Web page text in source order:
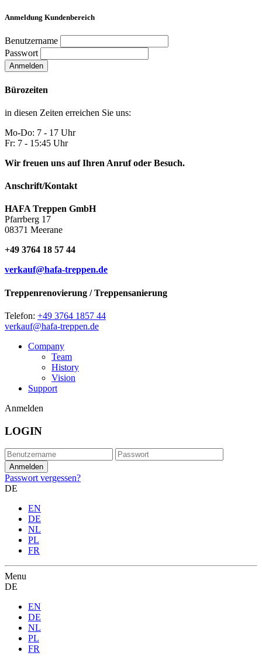
Anmeldung Kundenbereich
Benutzername
Passwort
Anmelden
Bürozeiten
in diesen Zeiten erreichen Sie uns:
Mo-Do: 7 - 17 Uhr
Fr: 7 - 15:45 Uhr
Wir freuen uns auf Ihren Anruf oder Besuch.
Anschrift/Kontakt
HAFA Treppen GmbH
Pfarrberg 17
08371 Meerane
+49 3764 18 57 44
verkauf@hafa-treppen.de
Treppenrenovierung / Treppensanierung
Telefon: +49 3764 1857 44
verkauf@hafa-treppen.de
Company
Team
History
Vision
Support
Anmelden
LOGIN
Passwort vergessen?
DE
EN
DE
NL
PL
FR
Menu
DE
EN
DE
NL
PL
FR